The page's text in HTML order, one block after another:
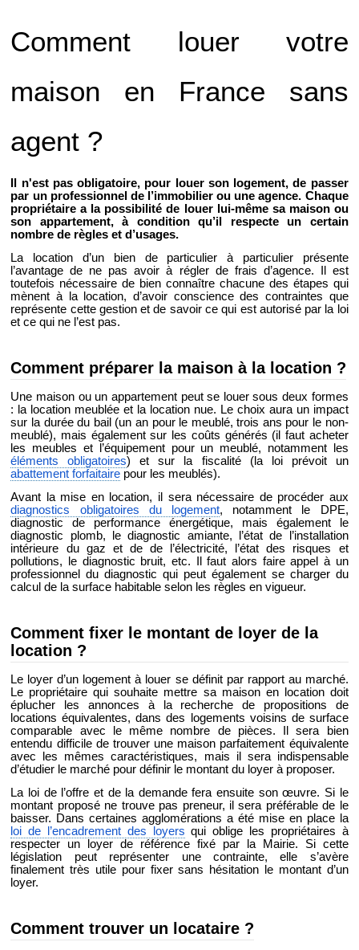
Comment louer votre
maison en France sans
agent ?
Il n'est pas obligatoire, pour louer son logement, de passer
par un professionnel de l’immobilier ou une agence. Chaque
propriétaire a la possibilité de louer lui-même sa maison ou
son appartement, à condition qu’il respecte un certain
nombre de règles et d’usages.
La location d’un bien de particulier à particulier présente
l’avantage de ne pas avoir à régler de frais d’agence. Il est
toutefois nécessaire de bien connaître chacune des étapes qui
mènent à la location, d’avoir conscience des contraintes que
représente cette gestion et de savoir ce qui est autorisé par la loi
et ce qui ne l’est pas.
Comment préparer la maison à la location ?
Une maison ou un appartement peut se louer sous deux formes
: la location meublée et la location nue. Le choix aura un impact
sur la durée du bail (un an pour le meublé, trois ans pour le non-
meublé), mais également sur les coûts générés (il faut acheter
les meubles et l’équipement pour un meublé, notamment les
éléments obligatoires) et sur la fiscalité (la loi prévoit un
abattement forfaitaire pour les meublés).
Avant la mise en location, il sera nécessaire de procéder aux
diagnostics obligatoires du logement, notamment le DPE,
diagnostic de performance énergétique, mais également le
diagnostic plomb, le diagnostic amiante, l’état de l’installation
intérieure du gaz et de de l’électricité, l’état des risques et
pollutions, le diagnostic bruit, etc. Il faut alors faire appel à un
professionnel du diagnostic qui peut également se charger du
calcul de la surface habitable selon les règles en vigueur.
Comment fixer le montant de loyer de la
location ?
Le loyer d’un logement à louer se définit par rapport au marché.
Le propriétaire qui souhaite mettre sa maison en location doit
éplucher les annonces à la recherche de propositions de
locations équivalentes, dans des logements voisins de surface
comparable avec le même nombre de pièces. Il sera bien
entendu difficile de trouver une maison parfaitement équivalente
avec les mêmes caractéristiques, mais il sera indispensable
d’étudier le marché pour définir le montant du loyer à proposer.
La loi de l’offre et de la demande fera ensuite son œuvre. Si le
montant proposé ne trouve pas preneur, il sera préférable de le
baisser. Dans certaines agglomérations a été mise en place la
loi de l’encadrement des loyers qui oblige les propriétaires à
respecter un loyer de référence fixé par la Mairie. Si cette
législation peut représenter une contrainte, elle s’avère
finalement très utile pour fixer sans hésitation le montant d’un
loyer.
Comment trouver un locataire ?